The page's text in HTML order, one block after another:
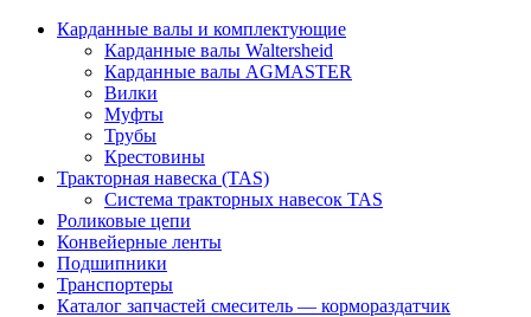
Карданные валы и комплектующие
Карданные валы Waltersheid
Карданные валы AGMASTER
Вилки
Муфты
Трубы
Крестовины
Тракторная навеска (TAS)
Система тракторных навесок TAS
Роликовые цепи
Конвейерные ленты
Подшипники
Транспортеры
Каталог запчастей смеситель — кормораздатчик